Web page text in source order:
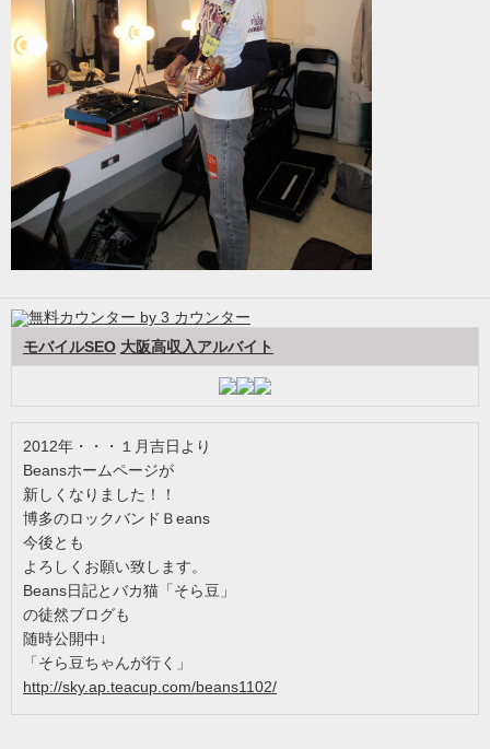
モバイルSEO 大阪高収入アルバイト
2012年・・・１月吉日より
Beansホームページが
新しくなりました！！
博多のロックバンドＢeans
今後とも
よろしくお願い致します。
Beans日記とバカ猫「そら豆」
の徒然ブログも
随時公開中↓
「そら豆ちゃんが行く」
http://sky.ap.teacup.com/beans1102/